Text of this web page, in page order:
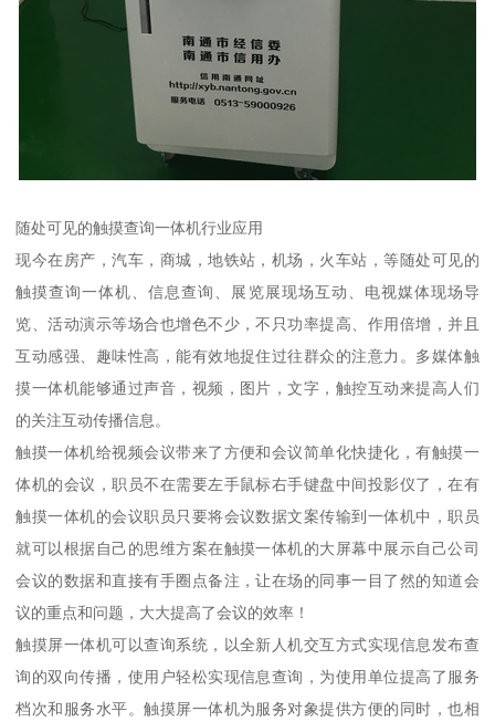
随处可见的触摸查询一体机行业应用
现今在房产，汽车，商城，地铁站，机场，火车站，等随处可见的
触摸查询一体机、信息查询、展览展现场互动、电视媒体现场导
览、活动演示等场合也增色不少，不只功率提高、作用倍增，并且
互动感强、趣味性高，能有效地捉住过往群众的注意力。多媒体触
摸一体机能够通过声音，视频，图片，文字，触控互动来提高人们
的关注互动传播信息。
触摸一体机给视频会议带来了方便和会议简单化快捷化，有触摸一
体机的会议，职员不在需要左手鼠标右手键盘中间投影仪了，在有
触摸一体机的会议职员只要将会议数据文案传输到一体机中，职员
就可以根据自己的思维方案在触摸一体机的大屏幕中展示自己公司
会议的数据和直接有手圈点备注，让在场的同事一目了然的知道会
议的重点和问题，大大提高了会议的效率！
触摸屏一体机可以查询系统，以全新人机交互方式实现信息发布查
询的双向传播，使用户轻松实现信息查询，为使用单位提高了服务
档次和服务水平。触摸屏一体机为服务对象提供方便的同时，也相